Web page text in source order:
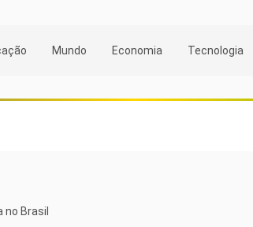
Mundo Economia Tecnologia
Brasil